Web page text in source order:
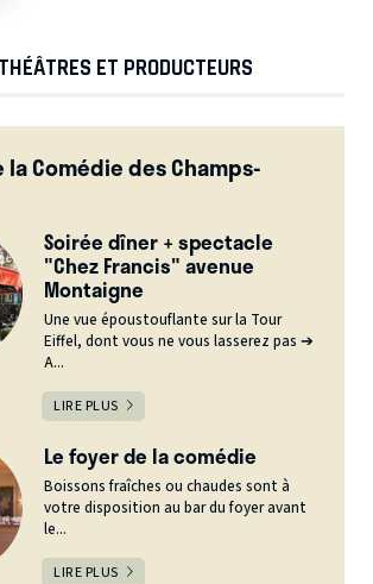
ET PRODUCTEURS
la Comédie des Champs-
Soirée dîner + spectacle
"Chez Francis" avenue
Montaigne
Une vue époustouflante sur la Tour
Eiffel, dont vous ne vous lasserez pas ➔
A...
LIRE PLUS
Le foyer de la comédie
Boissons fraîches ou chaudes sont à
votre disposition au bar du foyer avant
le...
LIRE PLUS